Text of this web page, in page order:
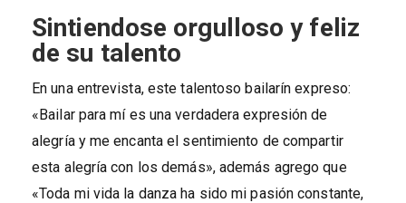
Sintiendose orgulloso y feliz
de su talento
En una entrevista, este talentoso bailarín expreso:
«Bailar para mí es una verdadera expresión de
alegría y me encanta el sentimiento de compartir
esta alegría con los demás», además agrego que
«Toda mi vida la danza ha sido mi pasión constante,